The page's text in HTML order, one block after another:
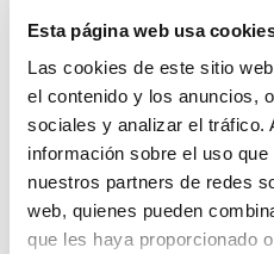
Esta página web usa
Las cookies de este sitio
el contenido y los anuncios,
sociales y analizar el tráfico.
información sobre el uso
nuestros partners de redes
web, quienes pueden
que les haya proporcionado